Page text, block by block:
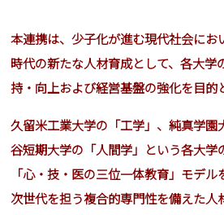
本連携は、少子化が進む現代社会にお
時代の新たな人材育成として、各大学
持・向上および経営基盤の強化を目的
久留米工業大学の「工学」、純真学園
谷短期大学の「人間学」という各大学
「心・技・医の三位一体教育」モデル
次世代を担う複合的専門性を備えた人